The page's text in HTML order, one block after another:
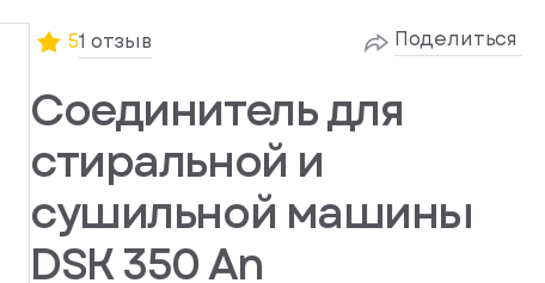
51 отзыв Поделиться
Соединитель для
стиральной и
сушильной машины
DSK 350 An